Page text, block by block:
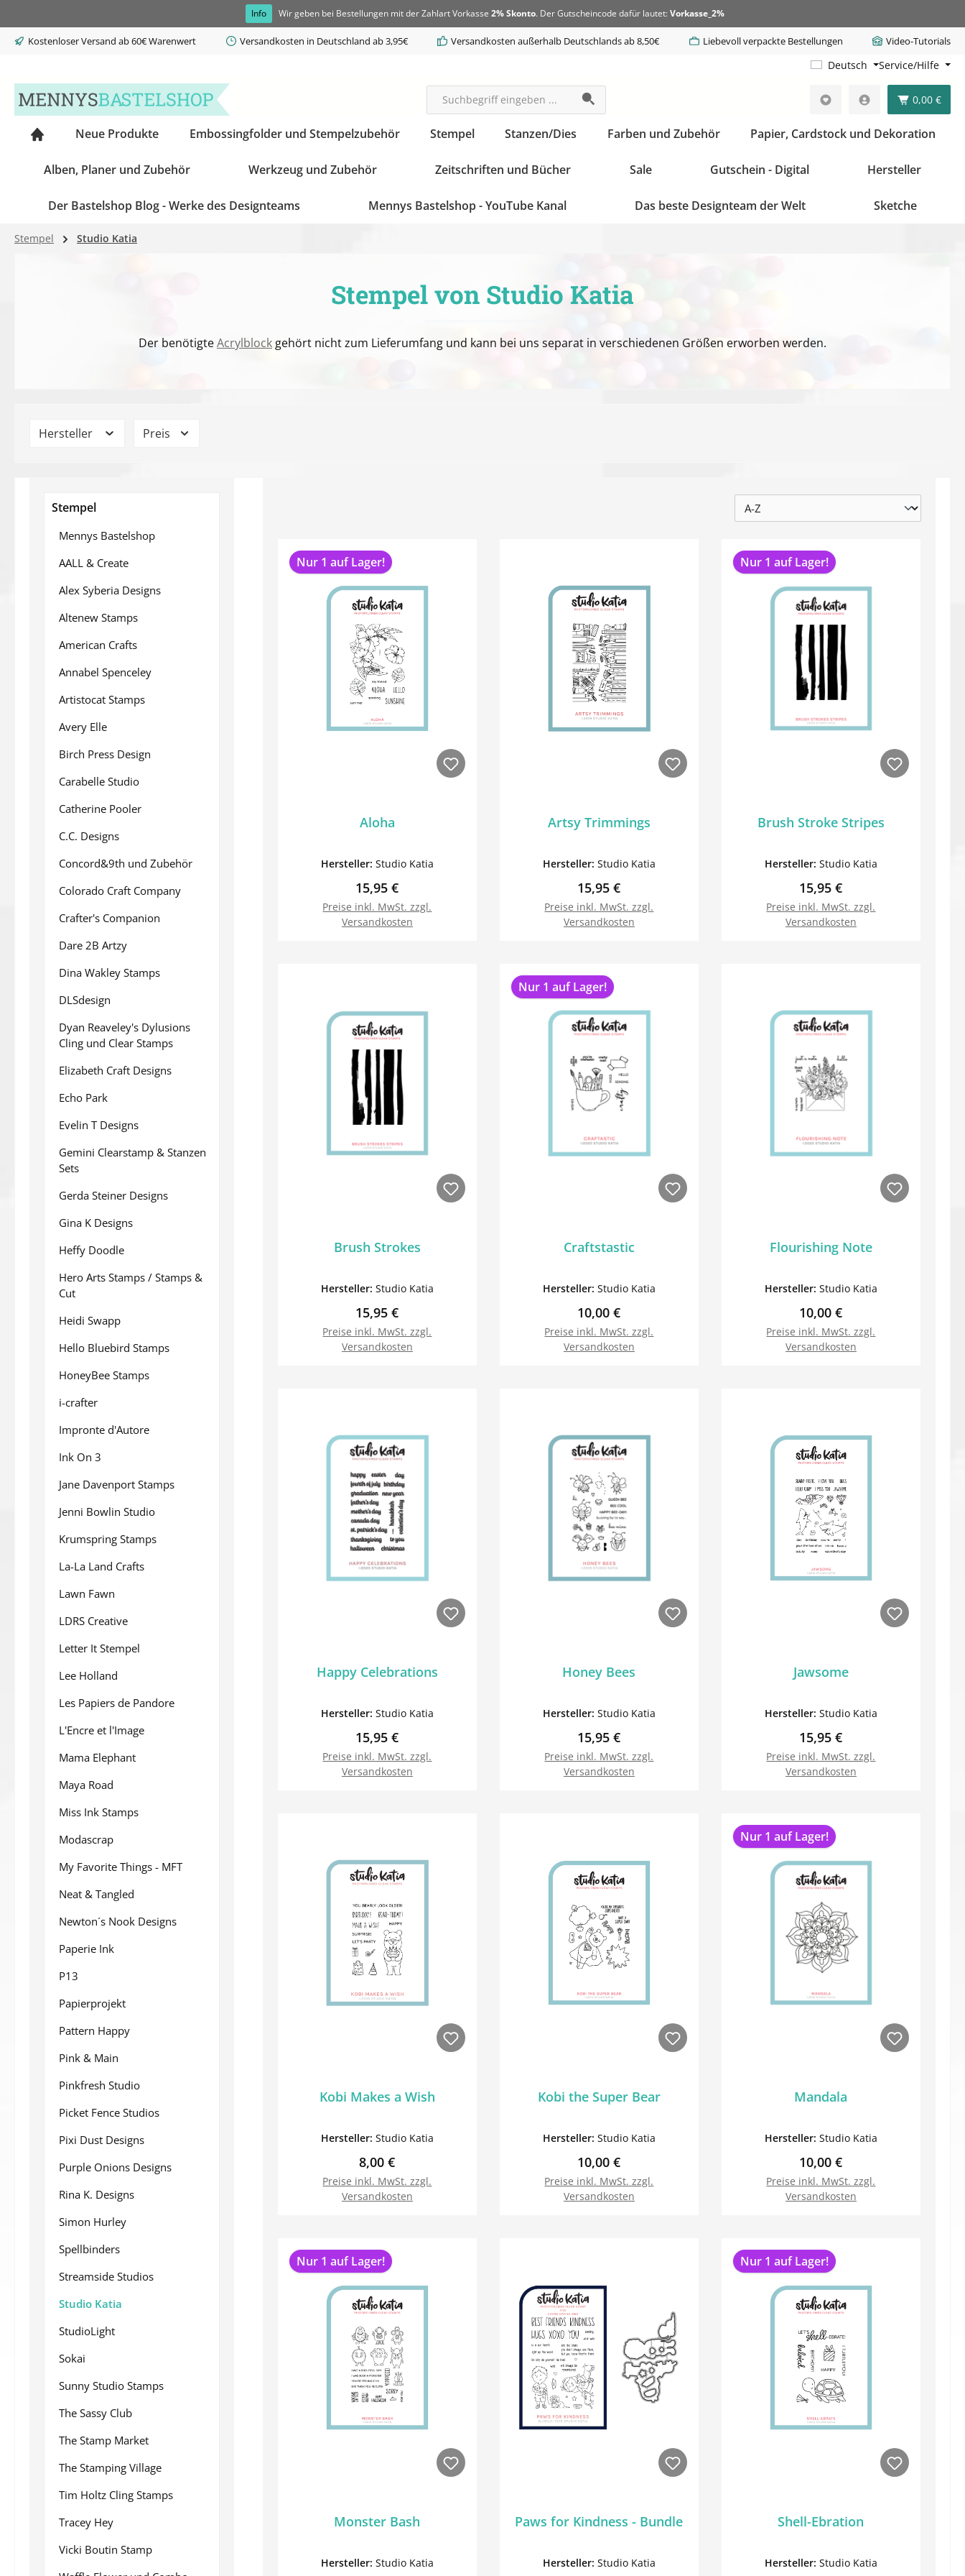
Info Wir geben bei Bestellungen mit der Zahlart Vorkasse 2% Skonto. Der Gutscheincode dafür lautet: Vorkasse_2%
Kostenloser Versand ab 60€ Warenwert Versandkosten in Deutschland ab 3,95€ Versandkosten außerhalb Deutschlands ab 8,50€ Liebevoll verpackte Bestellungen Video-Tutorials
Deutsch Service/Hilfe
0,00 €
Neue Produkte Embossingfolder und Stempelzubehör Stempel Stanzen/Dies Farben und Zubehör Papier, Cardstock und Dekoration
Alben, Planer und Zubehör Werkzeug und Zubehör Zeitschriften und Bücher Sale Gutschein - Digital Hersteller
Der Bastelshop Blog - Werke des Designteams Mennys Bastelshop - YouTube Kanal Das beste Designteam der Welt Sketche
Stempel Studio Katia
Stempel von Studio Katia
Der benötigteAcrylblock gehört nicht zum Lieferumfang und kann bei uns separat in verschiedenen Größen erworben werden.
Hersteller Preis
Stempel
Mennys Bastelshop
AALL & Create
Alex Syberia Designs
Altenew Stamps
American Crafts
Annabel Spenceley
Artistocat Stamps
Avery Elle
Birch Press Design
Carabelle Studio
Catherine Pooler
C.C. Designs
Concord&9th und Zubehör
Colorado Craft Company
Crafter's Companion
Dare 2B Artzy
Dina Wakley Stamps
DLSdesign
Dyan Reaveley's Dylusions
Cling und Clear Stamps
Elizabeth Craft Designs
Echo Park
Evelin T Designs
Gemini Clearstamp & Stanzen
Sets
Gerda Steiner Designs
Gina K Designs
Heffy Doodle
Hero Arts Stamps / Stamps &
Cut
Heidi Swapp
Hello Bluebird Stamps
HoneyBee Stamps
i-crafter
Impronte d'Autore
Ink On 3
Jane Davenport Stamps
Jenni Bowlin Studio
Krumspring Stamps
La-La Land Crafts
Lawn Fawn
LDRS Creative
Letter It Stempel
Lee Holland
Les Papiers de Pandore
L'Encre et l'Image
Mama Elephant
Maya Road
Miss Ink Stamps
Modascrap
My Favorite Things - MFT
Neat & Tangled
Newton´s Nook Designs
Paperie Ink
P13
Papierprojekt
Pattern Happy
Pink & Main
Pinkfresh Studio
Picket Fence Studios
Pixi Dust Designs
Purple Onions Designs
Rina K. Designs
Simon Hurley
Spellbinders
Streamside Studios
Studio Katia
StudioLight
Sokai
Sunny Studio Stamps
The Sassy Club
The Stamp Market
The Stamping Village
Tim Holtz Cling Stamps
Tracey Hey
Vicki Boutin Stamp
Nur 1 auf Lager!
Aloha
Hersteller: Studio Katia
Regulärer Preis:
15,95 €
Preise inkl. MwSt. zzgl.
Versandkosten
Artsy Trimmings
Hersteller: Studio Katia
Regulärer Preis:
15,95 €
Preise inkl. MwSt. zzgl.
Versandkosten
Nur 1 auf Lager!
Brush Stroke Stripes
Hersteller: Studio Katia
Regulärer Preis:
15,95 €
Preise inkl. MwSt. zzgl.
Versandkosten
Brush Strokes
Hersteller: Studio Katia
Regulärer Preis:
15,95 €
Preise inkl. MwSt. zzgl.
Versandkosten
Nur 1 auf Lager!
Craftstastic
Hersteller: Studio Katia
Regulärer Preis:
10,00 €
Preise inkl. MwSt. zzgl.
Versandkosten
Flourishing Note
Hersteller: Studio Katia
Regulärer Preis:
10,00 €
Preise inkl. MwSt. zzgl.
Versandkosten
Happy Celebrations
Hersteller: Studio Katia
Regulärer Preis:
15,95 €
Preise inkl. MwSt. zzgl.
Versandkosten
Honey Bees
Hersteller: Studio Katia
Regulärer Preis:
15,95 €
Preise inkl. MwSt. zzgl.
Versandkosten
Jawsome
Hersteller: Studio Katia
Regulärer Preis:
15,95 €
Preise inkl. MwSt. zzgl.
Versandkosten
Kobi Makes a Wish
Hersteller: Studio Katia
Regulärer Preis:
8,00 €
Preise inkl. MwSt. zzgl.
Versandkosten
Kobi the Super Bear
Hersteller: Studio Katia
Regulärer Preis:
10,00 €
Preise inkl. MwSt. zzgl.
Versandkosten
Nur 1 auf Lager!
Mandala
Hersteller: Studio Katia
Regulärer Preis:
10,00 €
Preise inkl. MwSt. zzgl.
Versandkosten
Nur 1 auf Lager!
Monster Bash
Hersteller: Studio Katia
Paws for Kindness - Bundle
Hersteller: Studio Katia
Nur 1 auf Lager!
Shell-Ebration
Hersteller: Studio Katia